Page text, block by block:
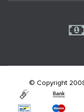
© Copyright